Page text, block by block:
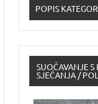
POPIS
SUOČAVANJE S
SJEĆANJA /